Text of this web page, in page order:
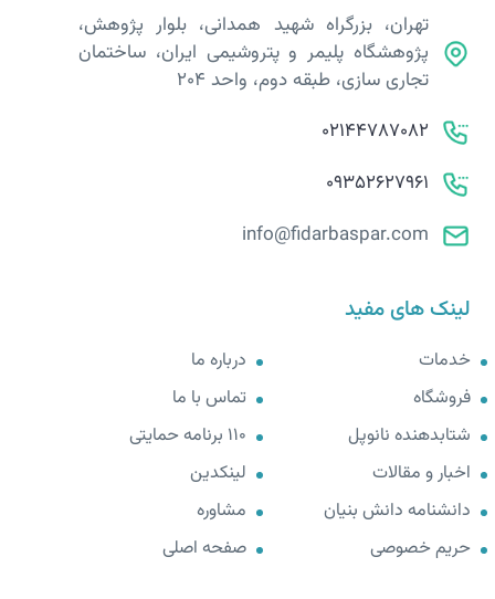
تهران، بزرگراه شهید همدانی، بلوار پژوهش،
پژوهشگاه پلیمر و پتروشیمی ایران، ساختمان
تجاری سازی، طبقه دوم، واحد 204
02144787082
09352627961
info@fidarbaspar.com
لینک های مفید
خدمات
فروشگاه
شتابدهنده نانوپل
اخبار و مقالات
دانشنامه دانش بنیان
حریم خصوصی
درباره ما
تماس با ما
110 برنامه حمایتی
لینکدین
مشاوره
صفحه اصلی